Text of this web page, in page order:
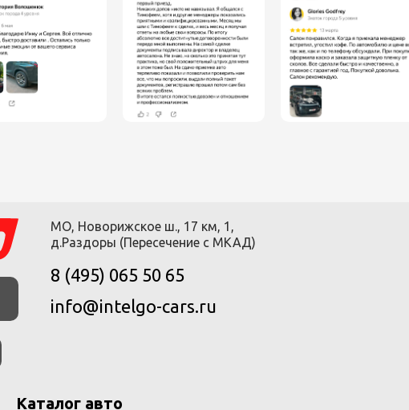
МО, Новорижское ш., 17 км, 1,
д.Раздоры (Пересечение с МКАД)
8 (495) 065 50 65
info@intelgo-cars.ru
Каталог авто